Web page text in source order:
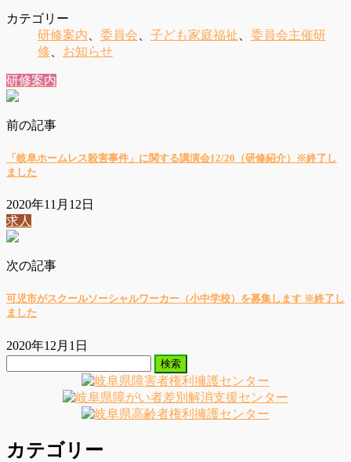
カテゴリー
研修案内
委員会 子ども家庭福祉
委員会主催研
修
お知らせ
研修案内
前の記事
「岐阜ホームレス殺害事件」に関する講演会12/20（研修紹介）※終了し
ました
2020年11月12日
求人
次の記事
可児市がスクールソーシャルワーカー（小中学校）を募集します ※終了し
ました
2020年12月1日
カテゴリー